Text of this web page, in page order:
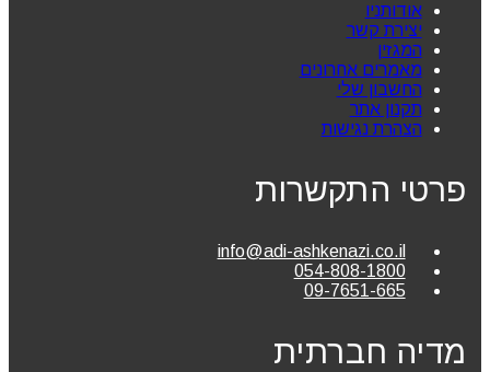
אודותניו
יצירת קשר
המגזין
מאמרים אחרונים
החשבון שלי
תקנון אתר
הצהרת נגישות
פרטי התקשרות
info@adi-ashkenazi.co.il
054-808-1800
09-7651-665
מדיה חברתית